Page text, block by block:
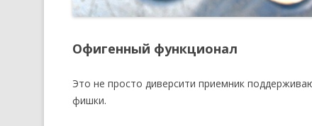
Офигенный функционал
Это не просто диверсити приемник
фишки.